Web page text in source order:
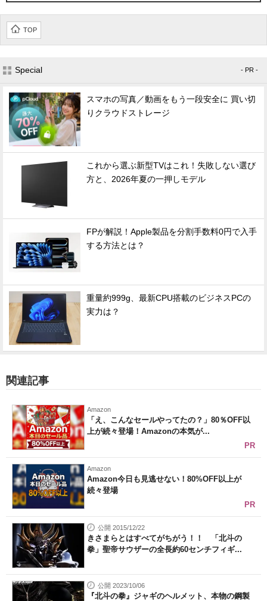
TOP
Special - PR -
スマホの写真／動画をもう一段安全に 買い切
りクラウドストレージ
これから選ぶ新型TVはこれ！失敗しない選び
方と、2026年夏の一押しモデル
FPが解説！Apple製品を分割手数料0円で入手
する方法とは？
重量約999g、最新CPU搭載のビジネスPCの
実力は？
関連記事
Amazon
「え、こんなセールやってたの？」80％OFF以
上が続々登場！Amazonの本気が...
PR
Amazon
Amazon今日も見逃せない！80%OFF以上が
続々登場
PR
公開 2015/12/22
きさまらとはすべてがちがう！！ 「北斗の
拳」聖帝サウザーの全長約60センチフィギ...
公開 2023/10/06
『北斗の拳』ジャギのヘルメット、本物の鋼製